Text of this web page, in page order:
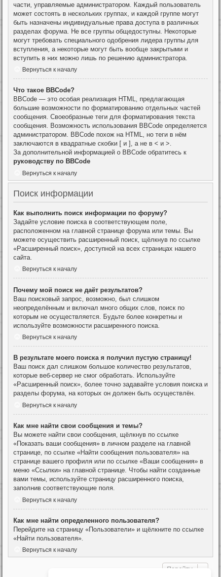
части, управляемые администратором. Каждый пользователь
может состоять в нескольких группах, и каждой группе могут
быть назначены индивидуальные права доступа в различных
разделах форума. Не все группы общедоступны. Некоторые
могут требовать специального одобрения лидера группы для
вступления, а некоторые могут быть вообще закрытыми и
вступить в них можно лишь по решению администратора.
Вернуться к началу
Что такое BBCode?
BBCode — это особая реализация HTML, предлагающая
большие возможности по форматированию отдельных частей
сообщения. Своеобразные теги для форматирования текста
сообщения. Возможность использования BBCode определяется
администратором. BBCode похож на HTML, но теги в нём
заключаются в квадратные скобки [ и ], а не в < и >.
За дополнительной информацией о BBCode обратитесь к
руководству по BBCode
Вернуться к началу
Поиск информации
Как выполнить поиск информации по форуму?
Задайте условие поиска в соответствующем поле,
расположенном на главной странице форума или темы. Вы
можете осуществить расширенный поиск, щёлкнув по ссылке
«Расширенный поиск», доступной на всех страницах нашего
сайта.
Вернуться к началу
Почему мой поиск не даёт результатов?
Ваш поисковый запрос, возможно, был слишком
неопределённым и включал много общих слов, поиск по
которым не осуществляется. Будьте более конкретны и
используйте возможности расширенного поиска.
Вернуться к началу
В результате моего поиска я получил пустую страницу!
Ваш поиск дал слишком большое количество результатов,
которые веб-сервер не смог обработать. Используйте
«Расширенный поиск», более точно задавайте условия поиска и
разделы форума, на которых он должен быть осуществлён.
Вернуться к началу
Как мне найти свои сообщения и темы?
Вы можете найти свои сообщения, щёлкнув по ссылке
«Показать ваши сообщения» в личном разделе на главной
странице, по ссылке «Найти сообщения пользователя» на
странице вашего профиля или по ссылке «Ваши сообщения» в
меню «Ссылки» на главной странице. Чтобы найти созданные
вами темы, используйте страницу расширенного поиска,
заполнив соответствующие поля.
Вернуться к началу
Как мне найти определенного пользователя?
Перейдите на страницу «Пользователи» и щёлкните по ссылке
«Найти пользователя».
Вернуться к началу
Перейти